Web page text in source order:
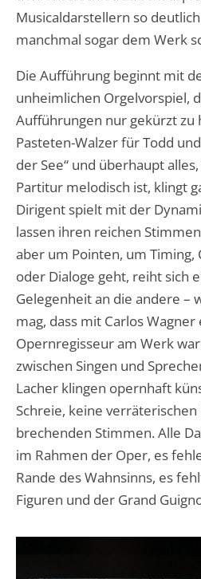
Musicaldarstellern so
manchmal sogar dem Werk
Die Aufführung beginnt mit
unheimlichen Orgelvorspiel,
Aufführungen nur gekürzt zu
Pasteten-Walzer für Todd
der See“ und überhaupt
Partitur melodisch ist, klingt
Dirigent spielt mit der
lassen ihren reichen
aber um Pointen, um
oder Dialoge geht, reiht sich
Gelegenheit an die andere –
mag, dass mit Carlos
Opernregisseur am Werk
zwischen Singen und
Lacher klingen opernhaft
Schreie, keine verräterischen
brechenden Stimmen. Alle
im Rahmen der Oper, es
Rande des Wahnsinns, es
Figuren und der Grand